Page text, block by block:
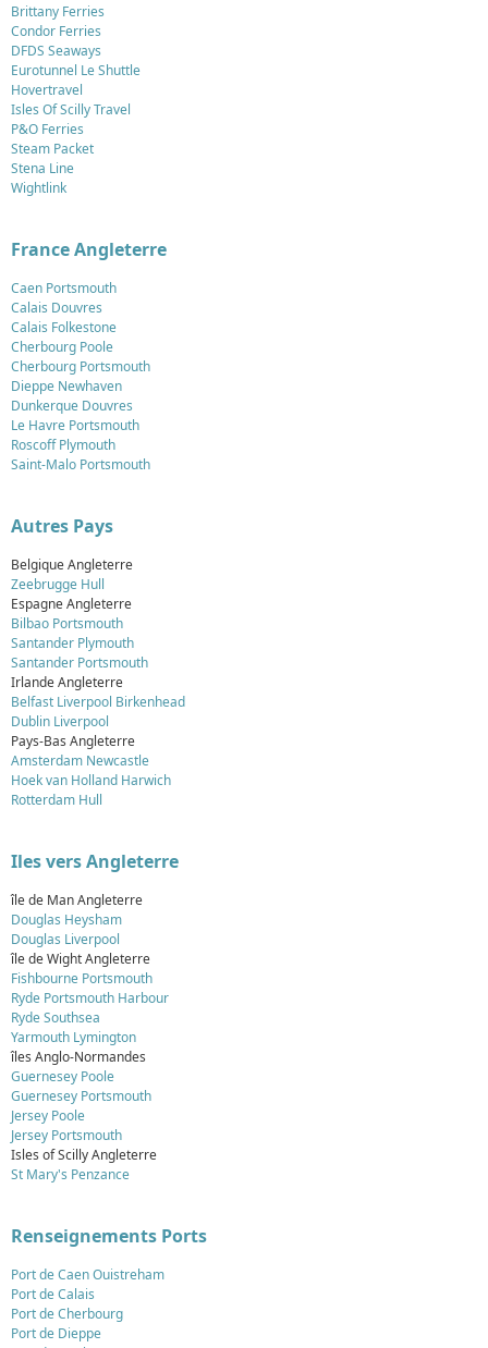
Brittany Ferries
Condor Ferries
DFDS Seaways
Eurotunnel Le Shuttle
Hovertravel
Isles Of Scilly Travel
P&O Ferries
Steam Packet
Stena Line
Wightlink
France Angleterre
Caen Portsmouth
Calais Douvres
Calais Folkestone
Cherbourg Poole
Cherbourg Portsmouth
Dieppe Newhaven
Dunkerque Douvres
Le Havre Portsmouth
Roscoff Plymouth
Saint-Malo Portsmouth
Autres Pays
Belgique Angleterre
Zeebrugge Hull
Espagne Angleterre
Bilbao Portsmouth
Santander Plymouth
Santander Portsmouth
Irlande Angleterre
Belfast Liverpool Birkenhead
Dublin Liverpool
Pays-Bas Angleterre
Amsterdam Newcastle
Hoek van Holland Harwich
Rotterdam Hull
Iles vers Angleterre
île de Man Angleterre
Douglas Heysham
Douglas Liverpool
île de Wight Angleterre
Fishbourne Portsmouth
Ryde Portsmouth Harbour
Ryde Southsea
Yarmouth Lymington
îles Anglo-Normandes
Guernesey Poole
Guernesey Portsmouth
Jersey Poole
Jersey Portsmouth
Isles of Scilly Angleterre
St Mary's Penzance
Renseignements Ports
Port de Caen Ouistreham
Port de Calais
Port de Cherbourg
Port de Dieppe